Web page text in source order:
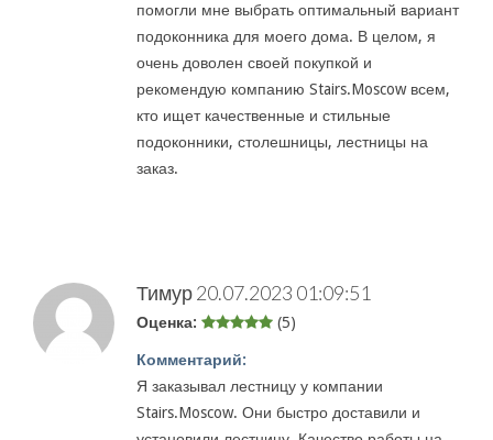
помогли мне выбрать оптимальный вариант
подоконника для моего дома. В целом, я
очень доволен своей покупкой и
рекомендую компанию Stairs.Moscow всем,
кто ищет качественные и стильные
подоконники, столешницы, лестницы на
заказ.
Тимур20.07.2023 01:09:51
Оценка: (5)
Комментарий:
Я заказывал лестницу у компании
Stairs.Moscow. Они быстро доставили и